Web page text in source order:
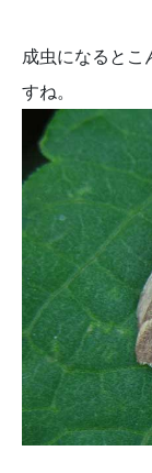
成虫になると
すね。